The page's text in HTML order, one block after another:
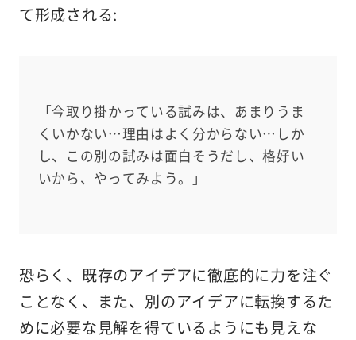
て形成される:
「今取り掛かっている試みは、あまりうま
くいかない…理由はよく分からない…しか
し、この別の試みは面白そうだし、格好い
いから、やってみよう。」
恐らく、既存のアイデアに徹底的に力を注ぐ
ことなく、また、別のアイデアに転換するた
めに必要な見解を得ているようにも見えな